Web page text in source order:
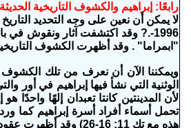
رابعًا: إبراهيم والكشوف التاريخية
لا يمكن أن نعين على وجه التحديد
1996-.? وقد اكتشفت آثار ونقوش
"ابمراما" . وقد أظهرت الكشوف
ويمكننا الآن أن نعرف من تلك الكشوف
الوثنية التي نشأ فيها إبراهيم في أور
لأن المدينتين كانتا تعبدان إلهًا
تحمل أسماء أفراد أسرة إبراهيم كما
هذه مع تك 11: 16-26)